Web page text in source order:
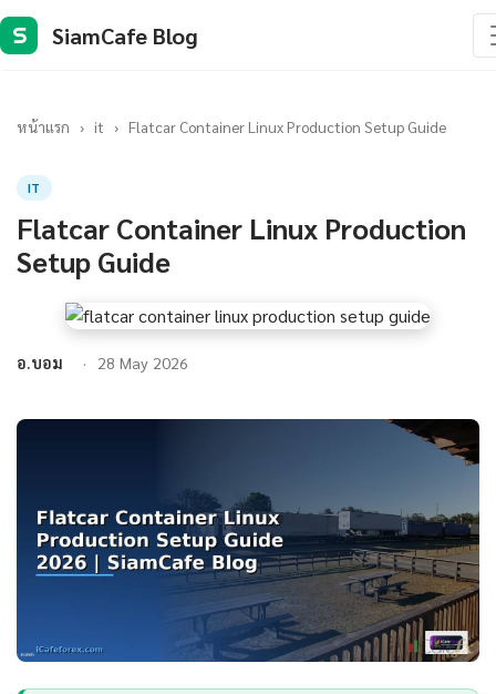
S SiamCafe Blog
หน้าแรก › it › Flatcar Container Linux Production Setup Guide
IT
Flatcar Container Linux Production
Setup Guide
อ.บอม 28 May 2026